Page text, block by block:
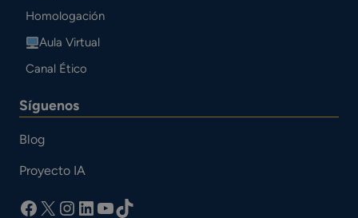
Homologación
Aula Virtual
Canal Ético
Síguenos
Blog
Proyecto IA
facebook
X Instagram
LinkedIn
YouTube
TikTok